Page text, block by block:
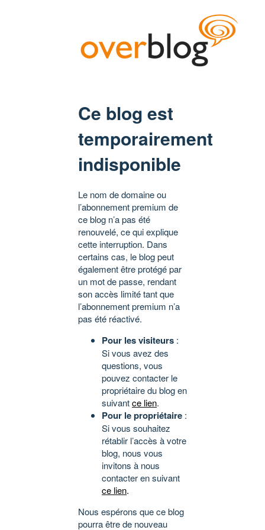
Ce blog est
temporairement
indisponible
Le nom de domaine ou
l’abonnement premium de
ce blog n’a pas été
renouvelé, ce qui explique
cette interruption. Dans
certains cas, le blog peut
également être protégé par
un mot de passe, rendant
son accès limité tant que
l’abonnement premium n’a
pas été réactivé.
Pour les visiteurs :
Si vous avez des
questions, vous
pouvez contacter le
propriétaire du blog en
suivantce lien.
Pour le propriétaire :
Si vous souhaitez
rétablir l’accès à votre
blog, nous vous
invitons à nous
contacter en suivant
ce lien.
Nous espérons que ce blog
pourra être de nouveau